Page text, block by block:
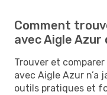
Comment
avec Aigle
Trouver et
avec Aigle Azur n’a
outils pratiques et